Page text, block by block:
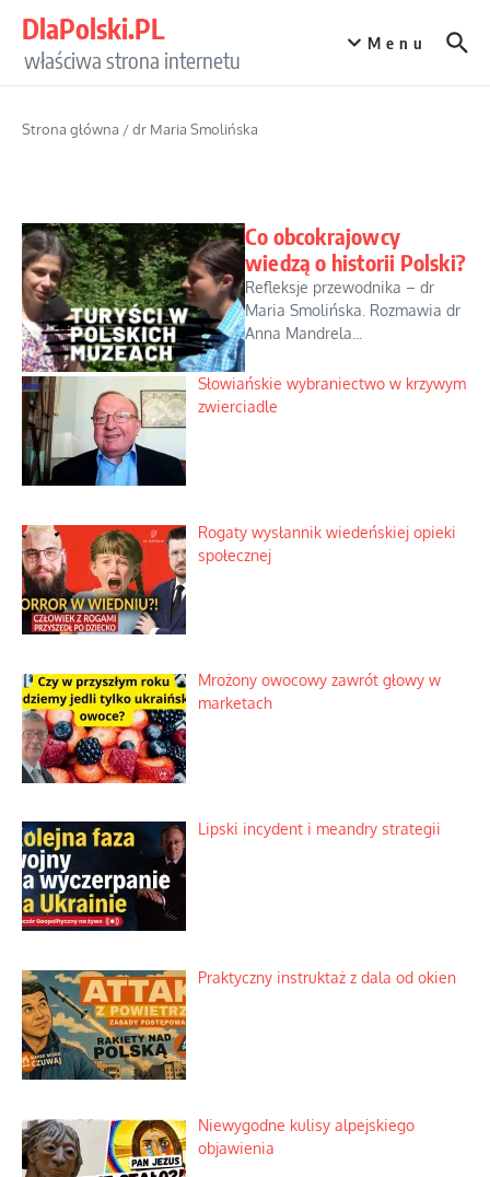
DlaPolski.PL
właściwa strona internetu
Menu
Strona główna /dr Maria Smolińska
Co obcokrajowcy
wiedzą o historii Polski?
Refleksje przewodnika – dr
Maria Smolińska. Rozmawia dr
Anna Mandrela...
Słowiańskie wybraniectwo w krzywym
zwierciadle
Rogaty wysłannik wiedeńskiej opieki
społecznej
Mrożony owocowy zawrót głowy w
marketach
Lipski incydent i meandry strategii
Praktyczny instruktaż z dala od okien
Niewygodne kulisy alpejskiego
objawienia